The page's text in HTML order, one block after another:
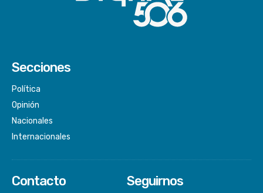
Secciones
Política
Opinión
Nacionales
Internacionales
Contacto Seguirnos